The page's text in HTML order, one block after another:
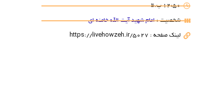
12:50 ب.ظ
شخصیت :امام شهید آیت الله خامنه ای
لینک صفحه : https://livehowzeh.ir/5027